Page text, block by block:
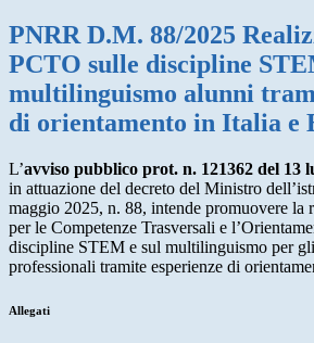
PNRR D.M. 88/2025
PCTO sulle discipline
multilinguismo alunni
di orientamento in Italia e
L’avviso pubblico prot. n. 121362 del 13
in attuazione del decreto del Ministro
maggio 2025, n. 88, intende promuovere la
per le Competenze Trasversali e
discipline STEM e sul multilinguismo per
professionali tramite esperienze di
Allegati